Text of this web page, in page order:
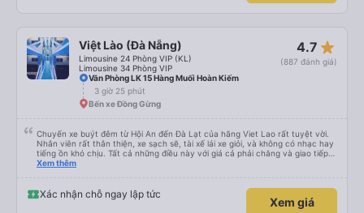
Việt Lào (Đà Nẵng)
Limousine 24 Phòng VIP (KL)
Limousine 34 Phòng VIP
4.7 star_rate
(887 đánh giá)
Văn Phòng LK 15 Hàng Muối Hoàn Kiếm
3 giờ 25 phút
Bến xe Đồng Gừng
Chuyến xe buýt đêm từ Hội An đến Đà Lạt của hãng Viet Lao rất tuyệt vời.
Nhân viên rất thân thiện, xe sạch sẽ, tài xế lái xe giỏi, và không có nhạc hay
tiếng ồn khó chịu. Tất cả những điều này với giá cả phải chăng và giao tiếp
bằng tiếng Anh rất suôn sẻ, vì vậy tôi rất khuyên bạn nên chọn hãng này.
không được ăn trên xe, nhưng có nhà hàng và quán ăn nhẹ ở một số điểm
dừng. Bạn phải cởi giày và đi chân trần. Tại các điểm dừng, dép nhựa được
Xem thêm
Xác nhận chỗ ngay lập tức
Xem giá